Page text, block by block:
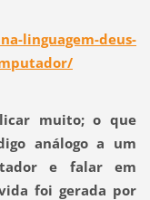
linguagem-deus-
muito; o que
análogo a um
e falar em
foi gerada por